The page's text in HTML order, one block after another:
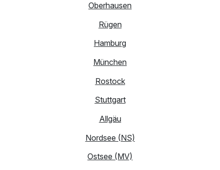
Oberhausen
Rügen
Hamburg
München
Rostock
Stuttgart
Allgäu
Nordsee (NS)
Ostsee (MV)